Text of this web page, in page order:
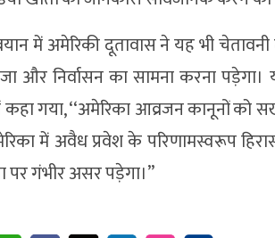
में अमेरिकी दूतावास ने यह भी
और निर्वासन का सामना करना
गया, ‘‘अमेरिका आव्रजन कानूनों को
में अवैध प्रवेश के परिणामस्वरूप
पर गंभीर असर पड़ेगा।’’